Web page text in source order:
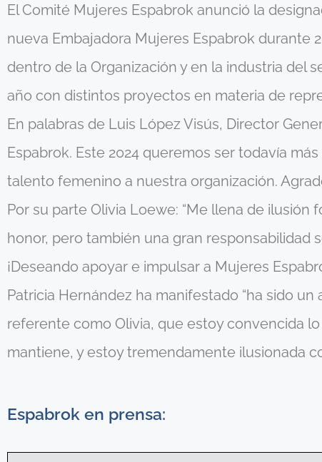
El Comité Mujeres Espabrok anunció la
nueva Embajadora Mujeres Espabrok durante
dentro de la Organización y en la industria del
año con distintos proyectos en materia de
En palabras de Luis López Visús, Director
Espabrok. Este 2024 queremos ser todavía
talento femenino a nuestra organización.
Por su parte Olivia Loewe: “Me llena de
honor, pero también una gran responsabilidad
¡Deseando apoyar e impulsar a Mujeres
Patricia Hernández ha manifestado “ha sido
referente como Olivia, que estoy convencida
mantiene, y estoy tremendamente ilusionada
Espabrok en prensa: